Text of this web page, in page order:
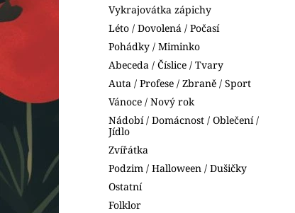
Vykrajovátka zápichy
Léto / Dovolená / Počasí
Pohádky / Miminko
Abeceda / Číslice / Tvary
Auta / Profese / Zbraně / Sport
Vánoce / Nový rok
Nádobí / Domácnost / Oblečení /
Jídlo
Zvířátka
Podzim / Halloween / Dušičky
Ostatní
Folklor
BETLÉM
49 Kč